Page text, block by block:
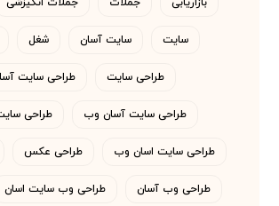
سایت سایت آسان شغل
طراحی سایت طراحی سایت
طراحی سایت آسان وب طراحی
طراحی سایت اسان وب طراحی عکس
طراحی وب آسان طراحی وب سایت اسان